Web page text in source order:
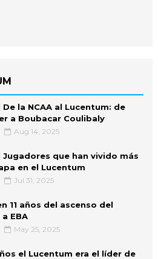
De la NCAA al Lucentum: de
a Boubacar Coulibaly
Aug 14, 2025
| Jugadores que han vivido más
en el Lucentum
Jul 31, 2025
11 años del ascenso del
EBA
May 25, 2025
el Lucentum era el líder de